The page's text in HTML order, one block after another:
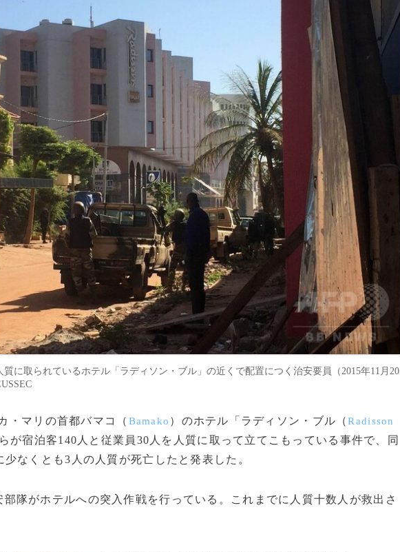
に取られているホテル「ラディソン・ブル」の近くで配置につく治安要員（2015年11月20
・マリの首都バマコ（ Bamako ）のホテル「ラディソン・ブル（Radisson
が宿泊客140人と従業員30人を人質に取って立てこもっている事件で、同
なくとも3人の人質が死亡したと発表した。
隊がホテルへの突入作戦を行っている。これまでに人質十数人が救出さ